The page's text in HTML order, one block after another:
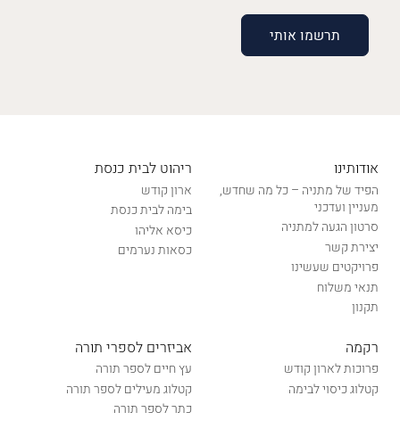
אודותינו
הפיד של מתניה – כל מה שחדש,
מעניין ועדכני
סרטון הגעה למתניה
יצירת קשר
פרויקטים שעשינו
תנאי משלוח
תקנון
ריהוט לבית כנסת
ארון קודש
בימה לבית כנסת
כיסא אליהו
כסאות נערמים
רקמה
פרוכות לארון קודש
קטלוג כיסוי לבימה
אביזרים לספרי תורה
עץ חיים לספר תורה
קטלוג מעילים לספר תורה
כתר לספר תורה